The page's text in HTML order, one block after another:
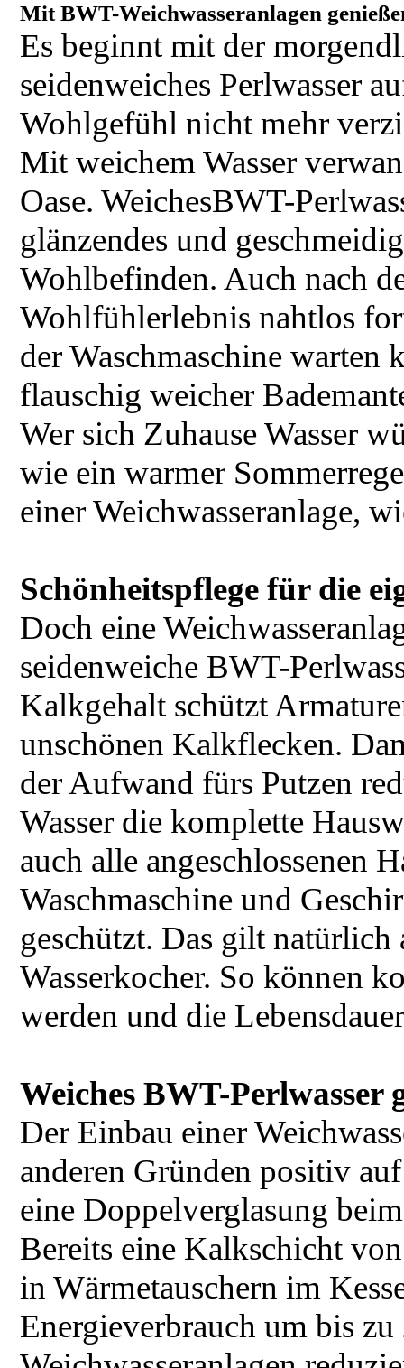
Mit BWT-Weichwasseranlagen
Es beginnt mit der
seidenweiches Perlwasser
Wohlgefühl nicht mehr
Mit weichem Wasser
Oase. WeichesBWT-
glänzendes und
Wohlbefinden. Auch nach
Wohlfühlerlebnis nahtlos
der Waschmaschine warten
flauschig weicher
Wer sich Zuhause Wasser
wie ein warmer
einer Weichwasseranlage,
Schönheitspflege für die
Doch eine
seidenweiche BWT-
Kalkgehalt schützt
unschönen Kalkflecken.
der Aufwand fürs Putzen
Wasser die komplette
auch alle angeschlossenen
Waschmaschine und
geschützt. Das gilt
Wasserkocher. So können
werden und die
Weiches BWT-Perlwasser
Der Einbau einer
anderen Gründen positiv
eine Doppelverglasung
Bereits eine Kalkschicht
in Wärmetauschern im
Energieverbrauch um bis